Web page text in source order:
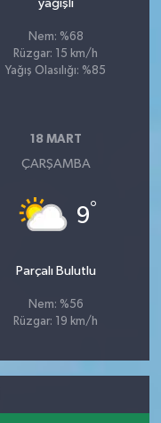
yağışlı
Nem: %68
Rüzgar: 15 km/h
Yağış Olasılığı: %85
18 MART
ÇARŞAMBA
9°
Parçalı Bulutlu
Nem: %56
Rüzgar: 19 km/h